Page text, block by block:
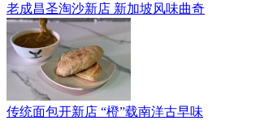
老成昌圣淘沙新店 新加坡风味曲奇
传统面包开新店 “橙”载南洋古早味